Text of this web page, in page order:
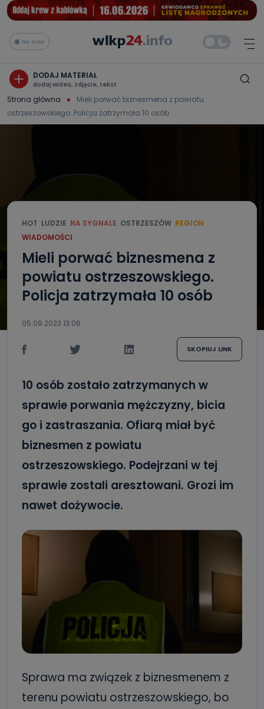
Na żywo
DODAJ MATERIAŁ
dodaj wideo, zdjęcie, tekst
Strona główna
Mieli porwać biznesmena z powiatu
ostrzeszowskiego. Policja zatrzymała 10 osób
HOT LUDZIE NA SYGNALE OSTRZESZÓW REGION
WIADOMOŚCI
Mieli porwać biznesmena z
powiatu ostrzeszowskiego.
Policja zatrzymała 10 osób
05.09.2023 13:06
SKOPIUJ LINK
10 osób zostało zatrzymanych w
sprawie porwania mężczyzny, bicia
go i zastraszania. Ofiarą miał być
biznesmen z powiatu
ostrzeszowskiego. Podejrzani w tej
sprawie zostali aresztowani. Grozi im
nawet dożywocie.
Sprawa ma związek z biznesmenem z
terenu powiatu ostrzeszowskiego, bo